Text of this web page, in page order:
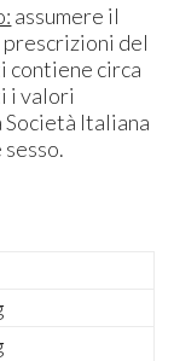
assumere il
prescrizioni del
contiene circa
i valori
Italiana